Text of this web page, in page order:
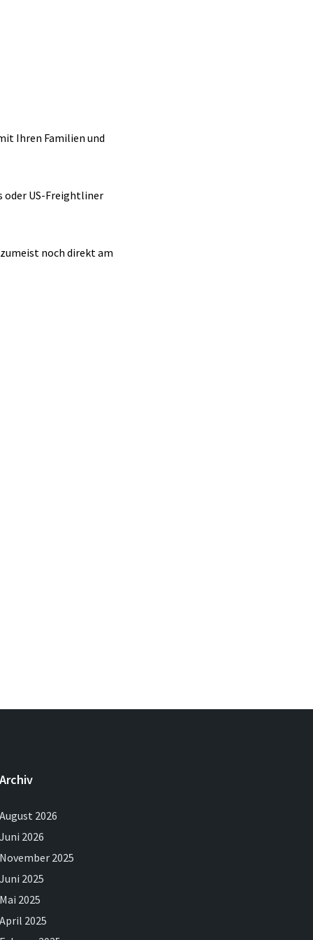
Ihren Familien und
oder US-Freightliner
noch direkt am
Archiv
August 2026
Juni 2026
November 2025
Juni 2025
Mai 2025
April 2025